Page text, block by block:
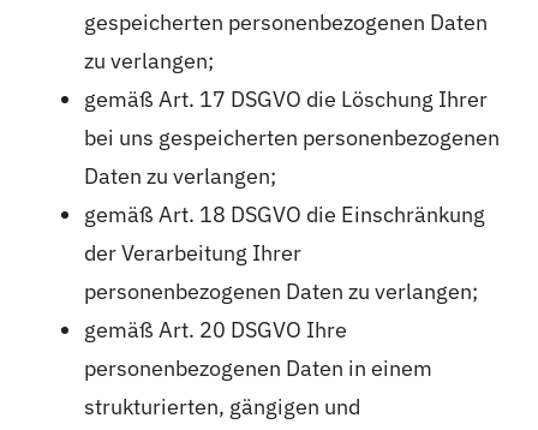
gespeicherten personenbezogenen Daten
zu verlangen;
gemäß Art. 17 DSGVO die Löschung Ihrer
bei uns gespeicherten personenbezogenen
Daten zu verlangen;
gemäß Art. 18 DSGVO die Einschränkung
der Verarbeitung Ihrer
personenbezogenen Daten zu verlangen;
gemäß Art. 20 DSGVO Ihre
personenbezogenen Daten in einem
strukturierten, gängigen und